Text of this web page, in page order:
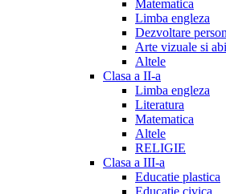
Matematica
Limba engleza
Dezvoltare
Arte vizuale si
Altele
Clasa a II-a
Limba engleza
Literatura
Matematica
Altele
RELIGIE
Clasa a III-a
Educatie plastica